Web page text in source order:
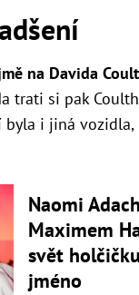
na Davida
trati si pak
i jiná
Naomi
Maximem
svět
jméno